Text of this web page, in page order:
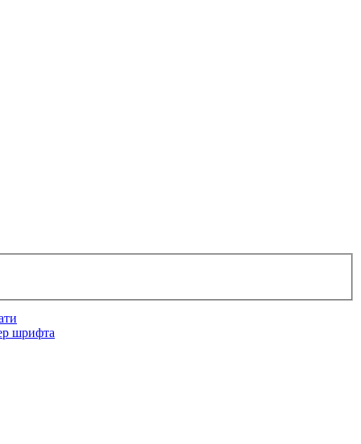
шрифта